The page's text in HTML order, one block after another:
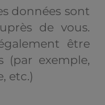
données sont
de vous.
être
(par exemple,
etc.)